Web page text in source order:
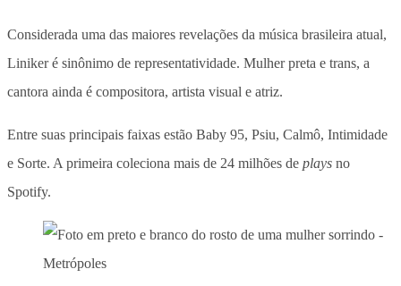
Considerada uma das maiores revelações da música brasileira atual,
Liniker é sinônimo de representatividade. Mulher preta e trans, a
cantora ainda é compositora, artista visual e atriz.
Entre suas principais faixas estão Baby 95, Psiu, Calmô, Intimidade
e Sorte. A primeira coleciona mais de 24 milhões de plays no
Spotify.